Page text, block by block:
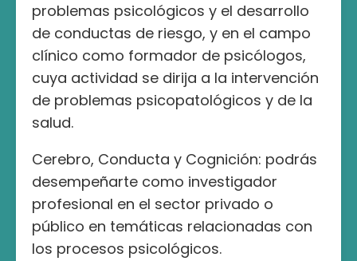
problemas psicológicos y el desarrollo
de conductas de riesgo, y en el campo
clínico como formador de psicólogos,
cuya actividad se dirija a la intervención
de problemas psicopatológicos y de la
salud.
Cerebro, Conducta y Cognición: podrás
desempeñarte como investigador
profesional en el sector privado o
público en temáticas relacionadas con
los procesos psicológicos.